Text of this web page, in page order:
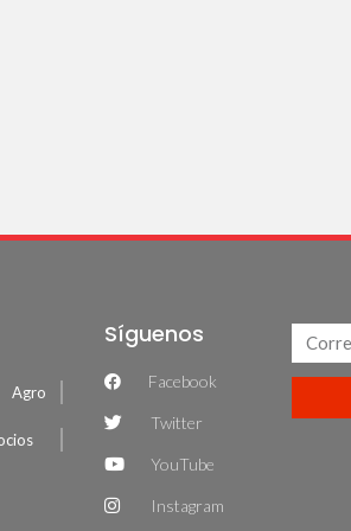
Agro
Síguenos
Facebook
Twitter
YouTube
Instagram